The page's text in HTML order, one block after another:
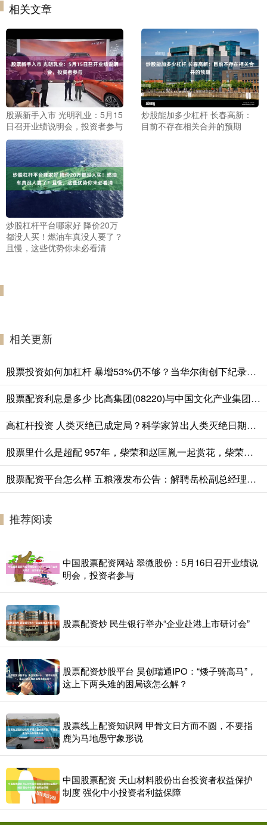
相关文章
股票新手入市 光明乳业：5月15
日召开业绩说明会，投资者参与
炒股能加多少杠杆 长春高新：
目前不存在相关合并的预期
炒股杠杆平台哪家好 降价20万
都没人买！燃油车真没人要了？
且慢，这些优势你未必看清
相关更新
股票投资如何加杠杆 暴增53%仍不够？当华尔街创下纪录，欧洲大行的好业绩反而成了“不及格”
股票配资利息是多少 比高集团(08220)与中国文化产业集团订立一份合营股东协议
高杠杆投资 人类灭绝已成定局？科学家算出人类灭绝日期，我们还能存在多久？
股票里什么是超配 957年，柴荣和赵匡胤一起赏花，柴荣突然说：爱卿真是一副帝王之相啊
股票配资平台怎么样 五粮液发布公告：解聘岳松副总经理职务
推荐阅读
中国股票配资网站 翠微股份：5月16日召开业绩说
明会，投资者参与
股票配资炒 民生银行举办“企业赴港上市研讨会”
股票配资炒股平台 昊创瑞通IPO：“矮子骑高马”，
这上下两头难的困局该怎么解？
股票线上配资知识网 甲骨文日方而不圆，不要指
鹿为马地愚守象形说
中国股票配资 天山材料股份出台投资者权益保护
制度 强化中小投资者利益保障